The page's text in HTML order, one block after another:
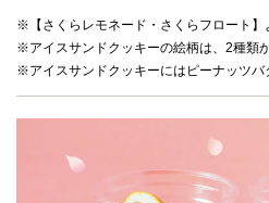
※【さくらレモネード・さくらフロート】
※アイスサンドクッキーの絵柄は、2種類
※アイスサンドクッキーにはピーナッツバ